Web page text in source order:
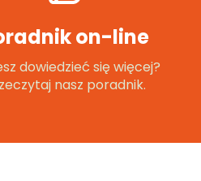
on-line
dowiedzieć się więcej?
nasz poradnik.